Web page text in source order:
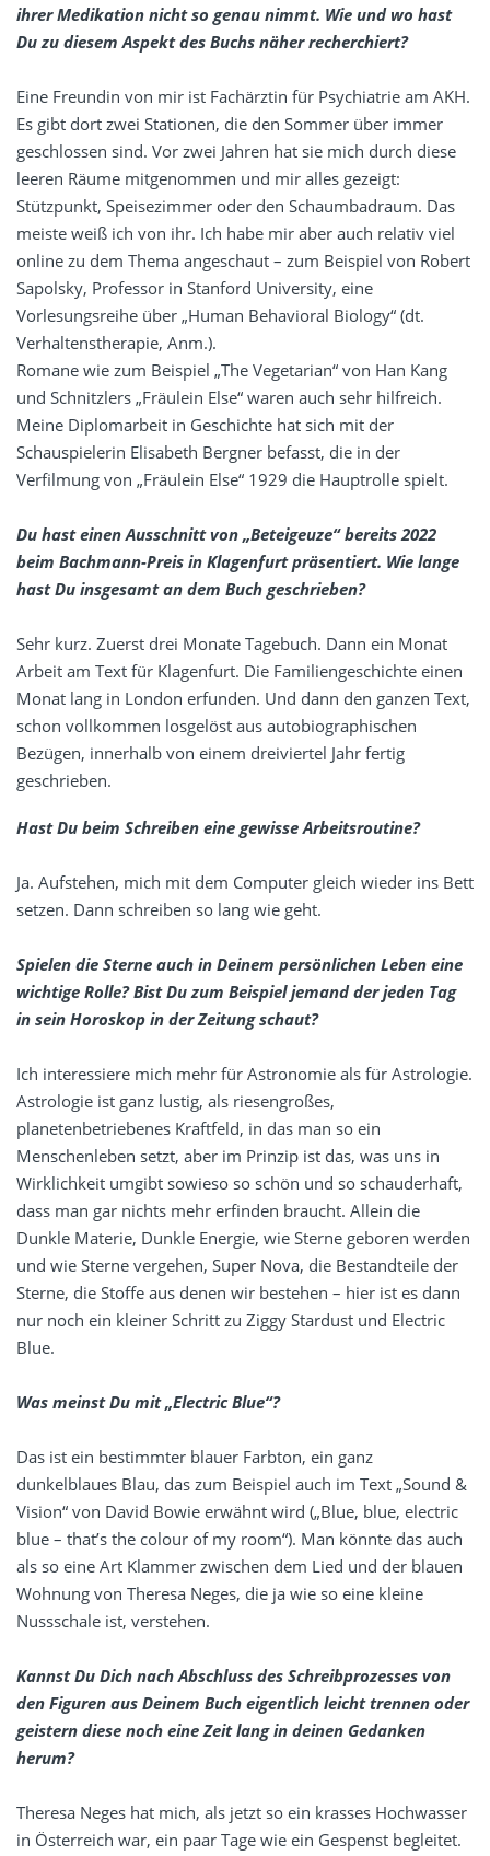
ihrer Medikation nicht so genau nimmt. Wie und wo hast
Du zu diesem Aspekt des Buchs näher recherchiert?
Eine Freundin von mir ist Fachärztin für Psychiatrie am AKH.
Es gibt dort zwei Stationen, die den Sommer über immer
geschlossen sind. Vor zwei Jahren hat sie mich durch diese
leeren Räume mitgenommen und mir alles gezeigt:
Stützpunkt, Speisezimmer oder den Schaumbadraum. Das
meiste weiß ich von ihr. Ich habe mir aber auch relativ viel
online zu dem Thema angeschaut – zum Beispiel von Robert
Sapolsky, Professor in Stanford University, eine
Vorlesungsreihe über „Human Behavioral Biology“ (dt.
Verhaltenstherapie, Anm.).
Romane wie zum Beispiel „The Vegetarian“ von Han Kang
und Schnitzlers „Fräulein Else“ waren auch sehr hilfreich.
Meine Diplomarbeit in Geschichte hat sich mit der
Schauspielerin Elisabeth Bergner befasst, die in der
Verfilmung von „Fräulein Else“ 1929 die Hauptrolle spielt.
Du hast einen Ausschnitt von „Beteigeuze“ bereits 2022
beim Bachmann-Preis in Klagenfurt präsentiert. Wie lange
hast Du insgesamt an dem Buch geschrieben?
Sehr kurz. Zuerst drei Monate Tagebuch. Dann ein Monat
Arbeit am Text für Klagenfurt. Die Familiengeschichte einen
Monat lang in London erfunden. Und dann den ganzen Text,
schon vollkommen losgelöst aus autobiographischen
Bezügen, innerhalb von einem dreiviertel Jahr fertig
geschrieben.
Hast Du beim Schreiben eine gewisse Arbeitsroutine?
Ja. Aufstehen, mich mit dem Computer gleich wieder ins Bett
setzen. Dann schreiben so lang wie geht.
Spielen die Sterne auch in Deinem persönlichen Leben eine
wichtige Rolle? Bist Du zum Beispiel jemand der jeden Tag
in sein Horoskop in der Zeitung schaut?
Ich interessiere mich mehr für Astronomie als für Astrologie.
Astrologie ist ganz lustig, als riesengroßes,
planetenbetriebenes Kraftfeld, in das man so ein
Menschenleben setzt, aber im Prinzip ist das, was uns in
Wirklichkeit umgibt sowieso so schön und so schauderhaft,
dass man gar nichts mehr erfinden braucht. Allein die
Dunkle Materie, Dunkle Energie, wie Sterne geboren werden
und wie Sterne vergehen, Super Nova, die Bestandteile der
Sterne, die Stoffe aus denen wir bestehen – hier ist es dann
nur noch ein kleiner Schritt zu Ziggy Stardust und Electric
Blue.
Was meinst Du mit „Electric Blue“?
Das ist ein bestimmter blauer Farbton, ein ganz
dunkelblaues Blau, das zum Beispiel auch im Text „Sound &
Vision“ von David Bowie erwähnt wird („Blue, blue, electric
blue – that’s the colour of my room“). Man könnte das auch
als so eine Art Klammer zwischen dem Lied und der blauen
Wohnung von Theresa Neges, die ja wie so eine kleine
Nussschale ist, verstehen.
Kannst Du Dich nach Abschluss des Schreibprozesses von
den Figuren aus Deinem Buch eigentlich leicht trennen oder
geistern diese noch eine Zeit lang in deinen Gedanken
herum?
Theresa Neges hat mich, als jetzt so ein krasses Hochwasser
in Österreich war, ein paar Tage wie ein Gespenst begleitet.